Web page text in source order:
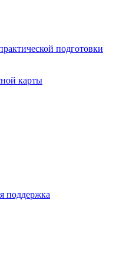
подготовки
карты
поддержка